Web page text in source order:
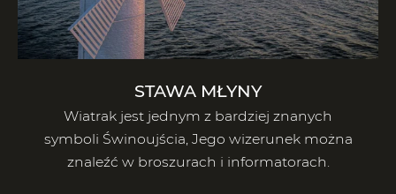
STAWA MŁYNY
Wiatrak jest jednym z bardziej znanych
symboli Świnoujścia, Jego wizerunek można
znaleźć w broszurach i informatorach.